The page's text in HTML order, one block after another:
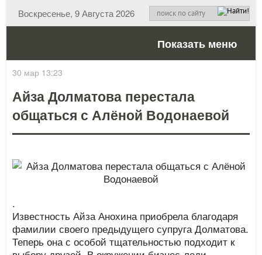
Воскресенье, 9 Августа 2026
Показать меню
30 мар 13:23
Айза Долматова перестала
общаться с Алёной Водонаевой
.
Известность Айза Анохина приобрела благодаря
фамилии своего предыдущего супруга Долматова.
Теперь она с особой тщательностью подходит к